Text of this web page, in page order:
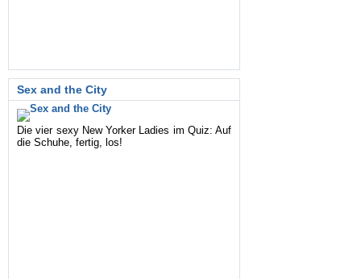
Sex and the City
Die vier sexy New Yorker Ladies im Quiz: Auf
die Schuhe, fertig, los!